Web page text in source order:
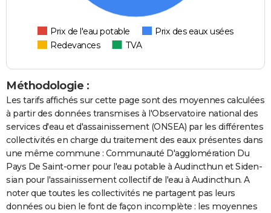
Prix de l'eau potable
Prix des eaux usées
Redevances
TVA
Méthodologie :
Les tarifs affichés sur cette page sont des moyennes calculées
à partir des données transmises à l'Observatoire national des
services d'eau et d'assainissement (ONSEA) par les différentes
collectivités en charge du traitement des eaux présentes dans
une même commune : Communauté D'agglomération Du
Pays De Saint-omer pour l'eau potable à Audincthun et Siden-
sian pour l'assainissement collectif de l'eau à Audincthun. A
noter que toutes les collectivités ne partagent pas leurs
données ou bien le font de façon incomplète : les moyennes